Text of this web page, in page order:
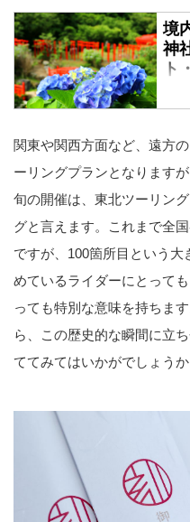
境
神
ト
青
神
豪
る
ま
ッ
関東や関西方面など、遠方
ーリングプランとなります
旬の開催は、東北ツーリン
グと言えます。これまで全
ですが、100箇所目という
めているライダーにとって
っても特別な意味を持ちま
ら、この歴史的な瞬間に立
ててみてはいかがでしょうか